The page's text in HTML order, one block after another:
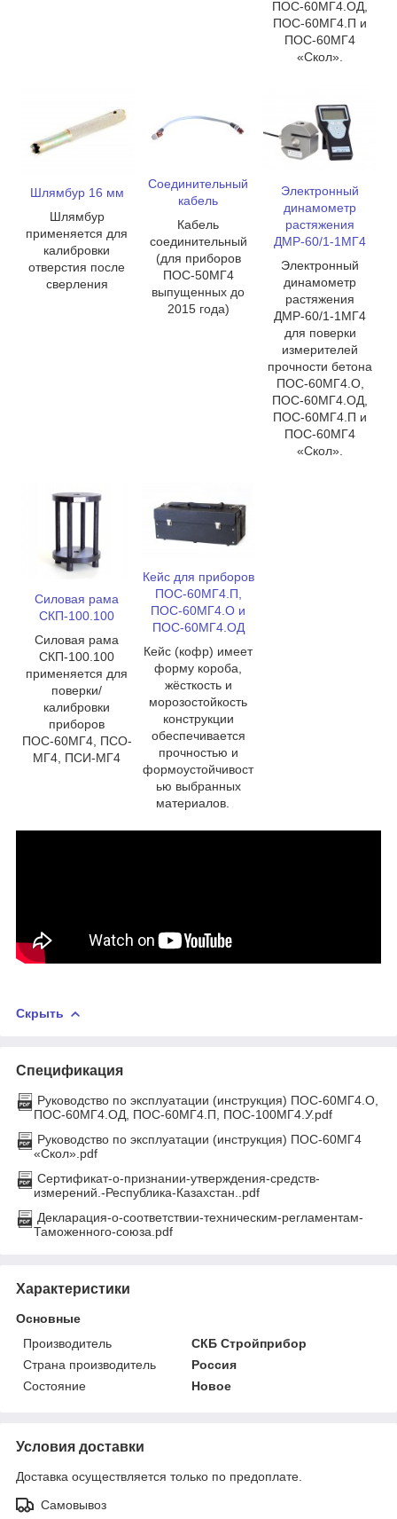
ПОС-60МГ4.ОД,
ПОС-60МГ4.П и
ПОС-60МГ4
«Скол».
Шлямбур 16 мм
Шлямбур
применяется для
калибровки
отверстия после
сверления
Соединительный
кабель
Кабель
соединительный
(для приборов
ПОС-50МГ4
выпущенных до
2015 года)
Электронный
динамометр
растяжения
ДМР-60/1-1МГ4
Электронный
динамометр
растяжения
ДМР-60/1-1МГ4
для поверки
измерителей
прочности бетона
ПОС-60МГ4.О,
ПОС-60МГ4.ОД,
ПОС-60МГ4.П и
ПОС-60МГ4
«Скол».
Силовая рама
СКП-100.100
Силовая рама
СКП-100.100
применяется для
поверки/
калибровки
приборов
ПОС-60МГ4, ПСО-
МГ4, ПСИ-МГ4
Кейс для приборов
ПОС-60МГ4.П,
ПОС-60МГ4.О и
ПОС-60МГ4.ОД
Кейс (кофр) имеет
форму короба,
жёсткость и
морозостойкость
конструкции
обеспечивается
прочностью и
формоустойчивост
ью выбранных
материалов.
Скрыть
Спецификация
Руководство по эксплуатации (инструкция) ПОС-60МГ4.О,
ПОС-60МГ4.ОД, ПОС-60МГ4.П, ПОС-100МГ4.У.pdf
Руководство по эксплуатации (инструкция) ПОС-60МГ4
«Скол».pdf
Сертификат-о-признании-утверждения-средств-
измерений.-Республика-Казахстан..pdf
Декларация-о-соответствии-техническим-регламентам-
Таможенного-союза.pdf
Характеристики
Основные
Производитель
СКБ Стройприбор
Страна производитель
Россия
Состояние
Новое
Условия доставки
Доставка осуществляется только по предоплате.
Самовывоз